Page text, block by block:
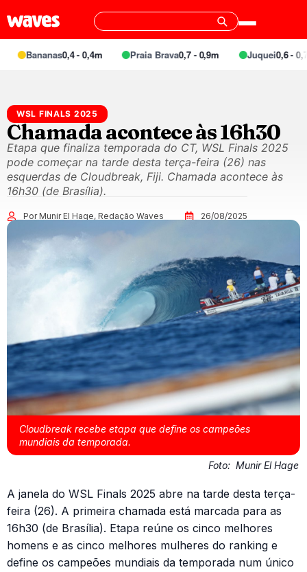
Bananas0,4 - 0,4m Praia Brava0,7 - 0,9m Juquei0,6 - 0,7m
WSL FINALS 2025
Chamada acontece às 16h30
Etapa que finaliza temporada do CT, WSL Finals 2025
pode começar na tarde desta terça-feira (26) nas
esquerdas de Cloudbreak, Fiji. Chamada acontece às
16h30 (de Brasília).
Por Munir El Hage, Redação Waves 26/08/2025
Cloudbreak recebe etapa que define os campeões
mundiais da temporada.
Foto: Munir El Hage
A janela do WSL Finals 2025 abre na tarde desta terça-
feira (26). A primeira chamada está marcada para as
16h30 (de Brasília). Etapa reúne os cinco melhores
homens e as cinco melhores mulheres do ranking e
define os campeões mundiais da temporada num único